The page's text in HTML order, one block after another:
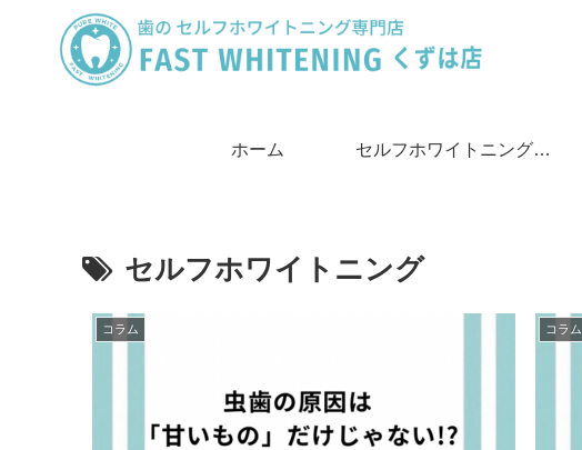
ホーム セルフホワイトニングと
セルフホワイトニング
コラム コラム